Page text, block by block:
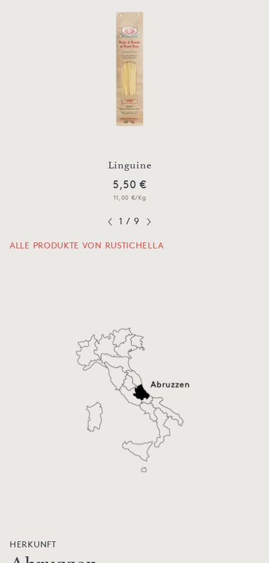
Linguine
5,50 €
11,00 €/Kg
1 / 9
ALLE PRODUKTE VON RUSTICHELLA
HERKUNFT